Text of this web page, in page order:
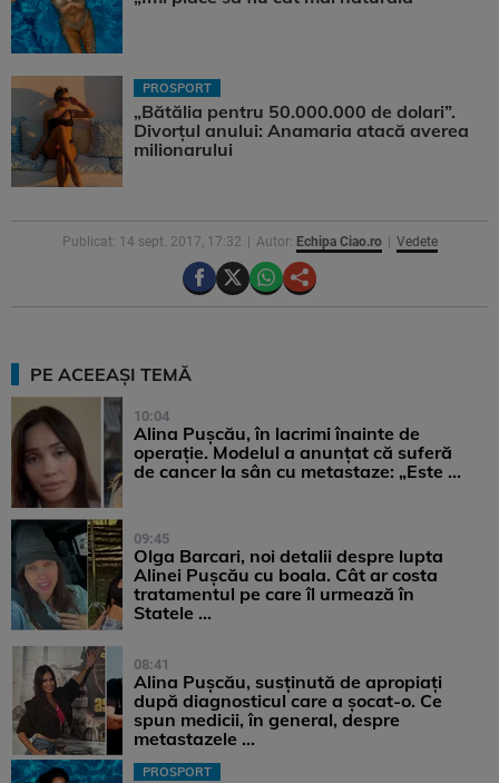
PROSPORT
„Bătălia pentru 50.000.000 de dolari”.
Divorțul anului: Anamaria atacă averea
milionarului
Publicat: 14 sept. 2017, 17:32 Autor: Echipa Ciao.ro Vedete
PE ACEEAȘI TEMĂ
10:04
Alina Pușcău, în lacrimi înainte de
operație. Modelul a anunțat că suferă
de cancer la sân cu metastaze: „Este ...
09:45
Olga Barcari, noi detalii despre lupta
Alinei Pușcău cu boala. Cât ar costa
tratamentul pe care îl urmează în
Statele ...
08:41
Alina Pușcău, susținută de apropiați
după diagnosticul care a șocat-o. Ce
spun medicii, în general, despre
metastazele ...
PROSPORT